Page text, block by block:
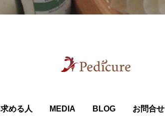
求める人 MEDIA BLOG お問合せ